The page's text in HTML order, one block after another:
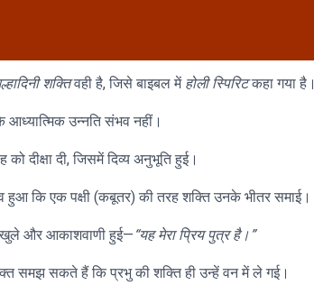
शक्तिवही है, जिसे बाइबल मेंहोली स्पिरिटकहा गया है।
आध्यात्मिक उन्नति संभव नहीं।
दीक्षा दी, जिसमें दिव्य अनुभूति हुई।
हुआ कि एक पक्षी (कबूतर) की तरह शक्ति उनके भीतर समाई।
खुले और आकाशवाणी हुई—“यह मेरा प्रिय पुत्र है।”
समझ सकते हैं कि प्रभु की शक्ति ही उन्हें वन में ले गई।